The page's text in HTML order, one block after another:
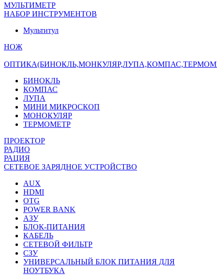
МУЛЬТИМЕТР
НАБОР ИНСТРУМЕНТОВ
Мультитул
НОЖ
БИНОКЛЬ
КОМПАС
ЛУПА
МИНИ МИКРОСКОП
МОНОКУЛЯР
ТЕРМОМЕТР
ПРОЕКТОР
РАДИО
РАЦИЯ
СЕТЕВОЕ ЗАРЯДНОЕ УСТРОЙСТВО
AUX
HDMI
OTG
POWER BANK
АЗУ
БЛОК-ПИТАНИЯ
КАБЕЛЬ
СЕТЕВОЙ ФИЛЬТР
СЗУ
УНИВЕРСАЛЬНЫЙ БЛОК ПИТАНИЯ ДЛЯ
НОУТБУКА